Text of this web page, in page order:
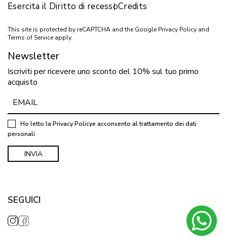
Esercita il Diritto di recessoCredits
This site is protected by reCAPTCHA and the Google Privacy Policy and
Terms of Service apply.
Newsletter
Iscriviti per ricevere uno sconto del 10% sul tuo primo
acquisto
Ho letto la Privacy Policye acconsento al trattamento dei dati
personali
SEGUICI